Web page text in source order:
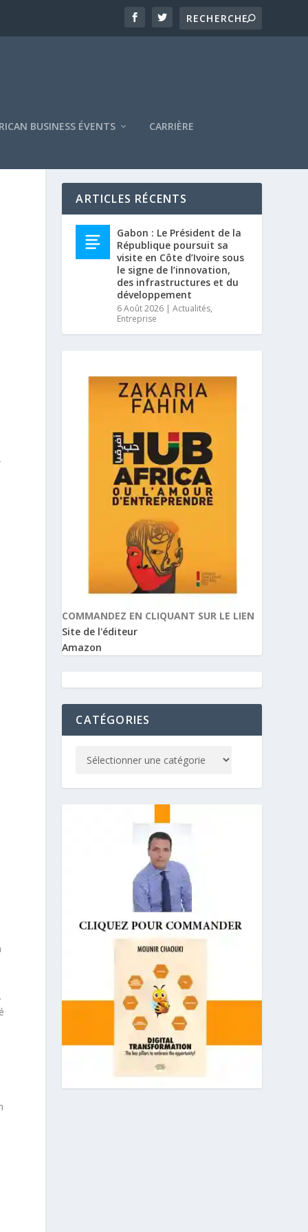
BUSINESS ÉVENTS CARRIÈRE
ARTICLES RÉCENTS
Gabon : Le Président de la
République poursuit sa
visite en Côte d’Ivoire sous
le signe de l’innovation,
des infrastructures et du
développement
6 Août 2026 |Actualités,
Entreprise
COMMANDEZ EN CLIQUANT SUR LE LIEN
Site de l'éditeur
Amazon
CATÉGORIES